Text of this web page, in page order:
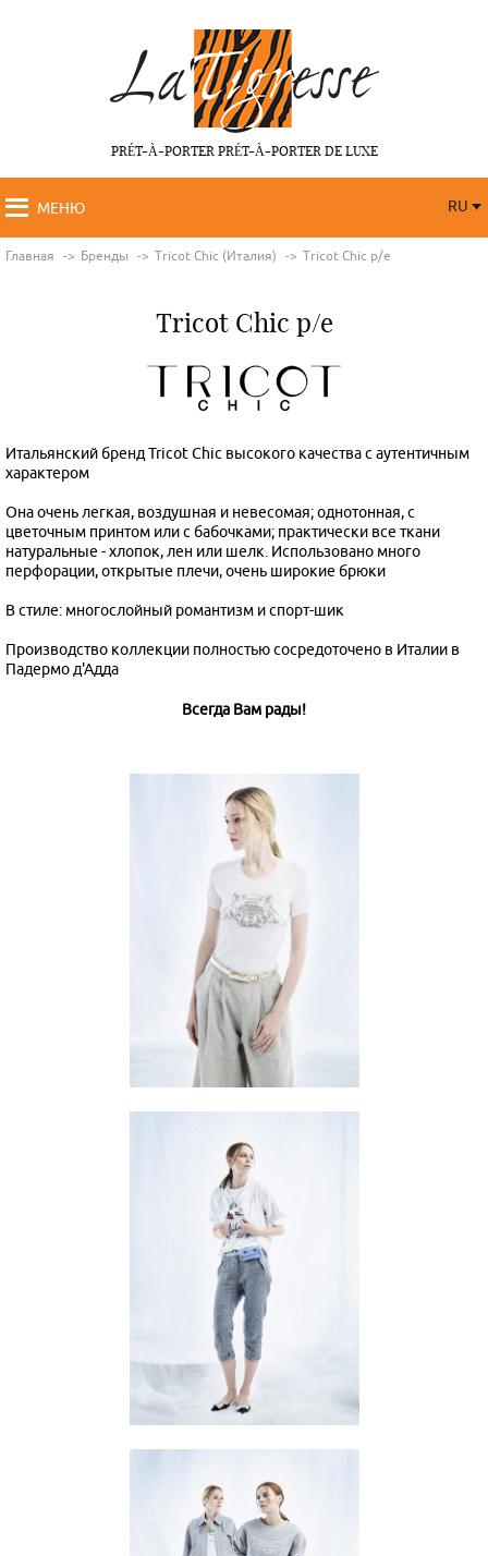
PRÉT-À-PORTER PRÉT-À-PORTER DE LUXE
МЕНЮ
RU
Главная Бренды Tricot Chic (Италия) Tricot Chic p/e
Tricot Chic p/e
Итальянский бренд Tricot Chic высокого качества с аутентичным
характером
Она очень легкая, воздушная и невесомая; однотонная, с
цветочным принтом или с бабочками; практически все ткани
натуральные - хлопок, лен или шелк. Использовано много
перфорации, открытые плечи, очень широкие брюки
В стиле: многослойный романтизм и спорт-шик
Производство коллекции полностью сосредоточено в Италии в
Падермо д'Адда
Всегда Вам рады!